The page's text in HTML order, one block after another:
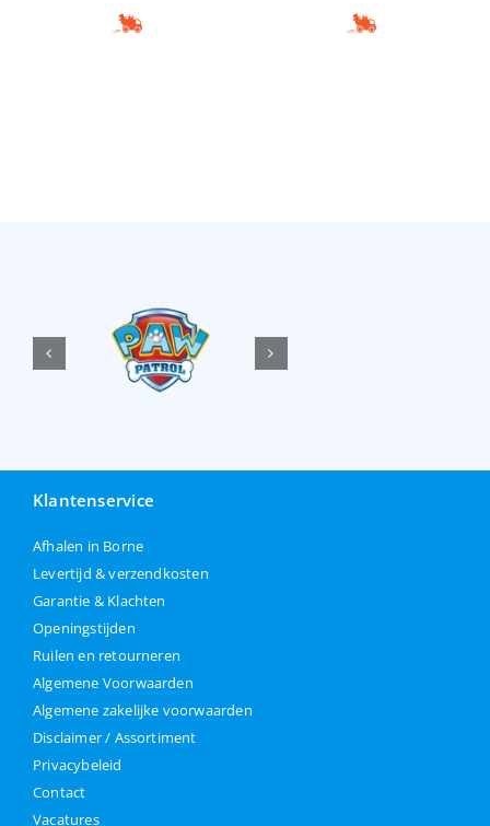
Klantenservice
Afhalen in Borne
Levertijd & verzendkosten
Garantie & Klachten
Openingstijden
Ruilen en retourneren
Algemene Voorwaarden
Algemene zakelijke voorwaarden
Disclaimer / Assortiment
Privacybeleid
Contact
Vacatures